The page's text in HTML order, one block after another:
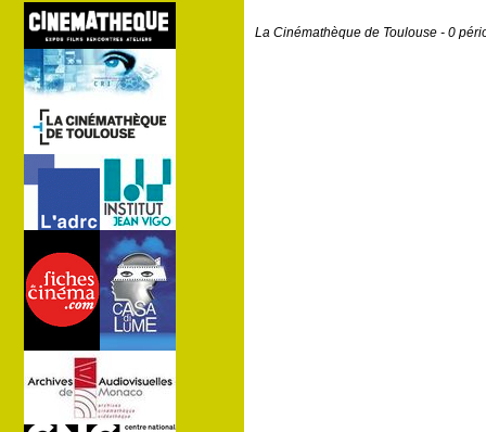
La Cinémathèque de Toulouse - 0